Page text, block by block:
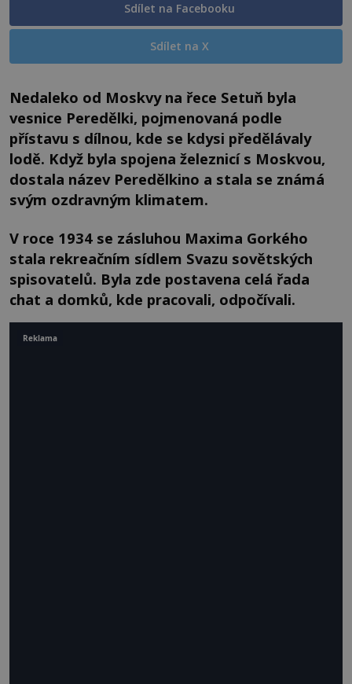
Sdílet na Facebooku
Sdílet na X
Nedaleko od Moskvy na řece Setuň byla
vesnice Peredělki, pojmenovaná podle
přístavu s dílnou, kde se kdysi předělávaly
lodě. Když byla spojena železnicí s Moskvou,
dostala název Peredělkino a stala se známá
svým ozdravným klimatem.
V roce 1934 se zásluhou Maxima Gorkého
stala rekreačním sídlem Svazu sovětských
spisovatelů. Byla zde postavena celá řada
chat a domků, kde pracovali, odpočívali.
Reklama